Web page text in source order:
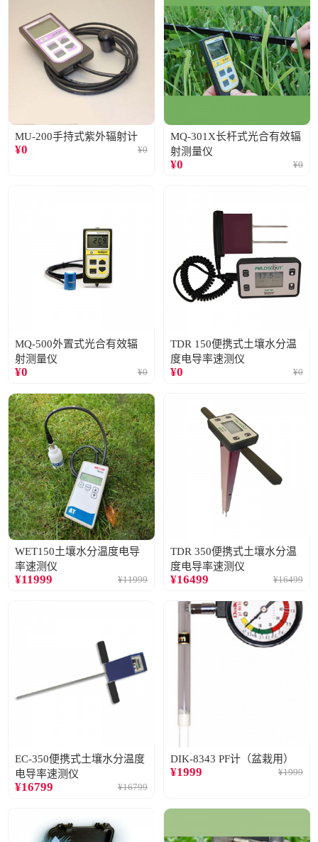
MU-200手持式紫外辐射计
¥0 ¥0
MQ-301X长杆式光合有效辐
射测量仪
¥0 ¥0
MQ-500外置式光合有效辐
射测量仪
¥0 ¥0
TDR 150便携式土壤水分温
度电导率速测仪
¥0 ¥0
WET150土壤水分温度电导
率速测仪
¥11999 ¥11999
TDR 350便携式土壤水分温
度电导率速测仪
¥16499 ¥16499
EC-350便携式土壤水分温度
电导率速测仪
¥16799 ¥16799
DIK-8343 PF计（盆栽用）
¥1999 ¥1999